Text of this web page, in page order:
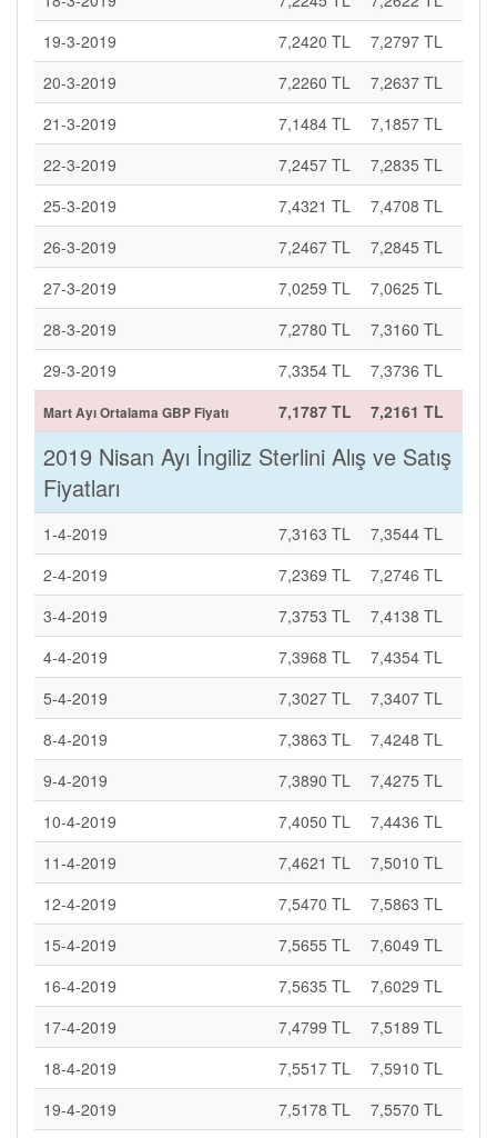
19-3-2019
7,2420 TL
7,2797 TL
20-3-2019
7,2260 TL
7,2637 TL
21-3-2019
7,1484 TL
7,1857 TL
22-3-2019
7,2457 TL
7,2835 TL
25-3-2019
7,4321 TL
7,4708 TL
26-3-2019
7,2467 TL
7,2845 TL
27-3-2019
7,0259 TL
7,0625 TL
28-3-2019
7,2780 TL
7,3160 TL
29-3-2019
7,3354 TL 7,3736 TL
Mart Ayı Ortalama GBP Fiyatı 7,1787 TL 7,2161 TL
2019 Nisan Ayı İngiliz Sterlini Alış ve Satış
Fiyatları
1-4-2019 7,3163 TL
7,3544 TL
2-4-2019
7,2369 TL
7,2746 TL
3-4-2019
7,3753 TL
7,4138 TL
4-4-2019
7,3968 TL
7,4354 TL
5-4-2019
7,3027 TL
7,3407 TL
8-4-2019
7,3863 TL
7,4248 TL
9-4-2019
7,3890 TL
7,4275 TL
10-4-2019
7,4050 TL
7,4436 TL
11-4-2019
7,4621 TL
7,5010 TL
12-4-2019
7,5470 TL
7,5863 TL
15-4-2019
7,5655 TL
7,6049 TL
16-4-2019
7,5635 TL
7,6029 TL
17-4-2019
7,4799 TL
7,5189 TL
18-4-2019
7,5517 TL
7,5910 TL
19-4-2019
7,5178 TL
7,5570 TL